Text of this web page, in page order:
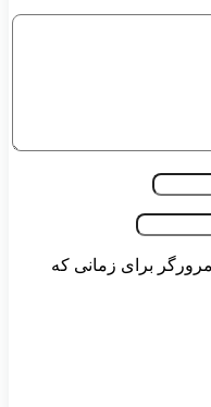
برای زمانی که